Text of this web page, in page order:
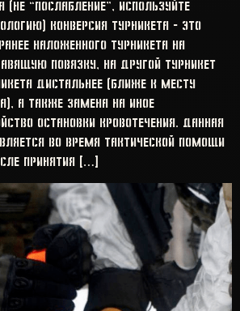
(НЕ “ПОСЛАБЛЕНИЕ”, используйте
Конверсия турникета – это
наложенного турникета на
повязку, на другой турникет
дистальнее (ближе к месту
а также замена на иное
остановки кровотечения. Данная
во время тактической помощи
принятия […]